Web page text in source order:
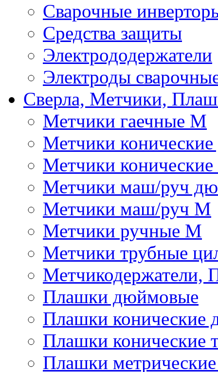
Сварочные
Средства защиты
Электрододержатели
Электроды
Сверла, Метчики,
Метчики гаечные М
Метчики
Метчики
Метчики маш/руч
Метчики маш/руч М
Метчики ручные М
Метчики трубные
Метчикодержатели,
Плашки дюймовые
Плашки
Плашки конические
Плашки